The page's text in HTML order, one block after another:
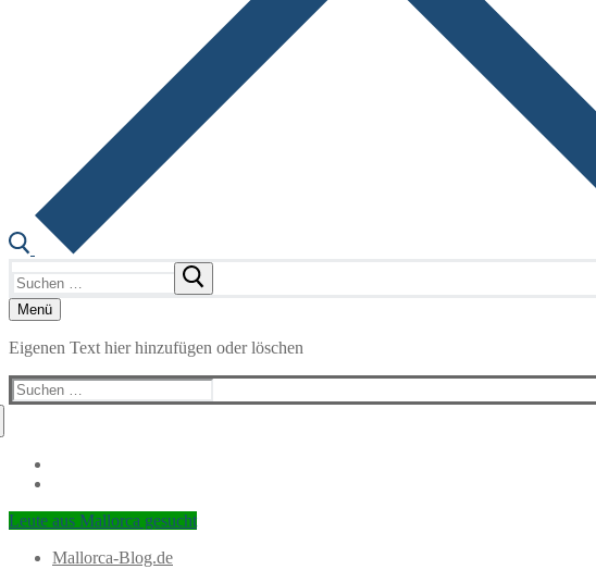
nach:
Menü
Eigenen Text hier hinzufügen oder löschen
Suchen
nach:
Leute aus Mallorca gesucht
Mallorca-Blog.de